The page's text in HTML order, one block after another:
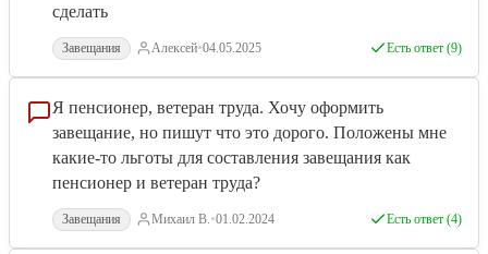
сделать
Завещания Алексей•04.05.2025 Есть ответ (9)
Я пенсионер, ветеран труда. Хочу оформить
завещание, но пишут что это дорого. Положены мне
какие-то льготы для составления завещания как
пенсионер и ветеран труда?
Завещания Михаил В.•01.02.2024 Есть ответ (4)